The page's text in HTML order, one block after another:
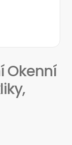
Okenní